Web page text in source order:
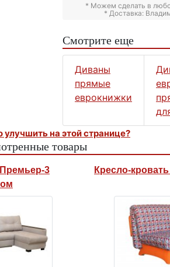
* Можем сделать в
* Доставка:
Смотрите еще
Диваны
прямые
еврокнижки
на этой странице?
товары
3
Кресло-